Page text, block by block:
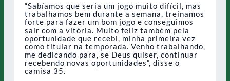
“Sabíamos que seria um jogo muito difícil, mas
trabalhamos bem durante a semana, treinamos
forte para fazer um bom jogo e conseguimos
sair com a vitória. Muito feliz também pela
oportunidade que recebi, minha primeira vez
como titular na temporada. Venho trabalhando,
me dedicando para, se Deus quiser, continuar
recebendo novas oportunidades”, disse o
camisa 35.